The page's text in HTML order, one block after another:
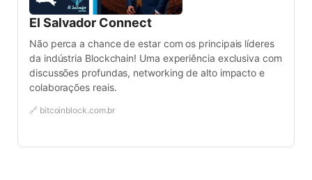
El Salvador Connect
Não perca a chance de estar com os principais líderes
da indústria Blockchain! Uma experiência exclusiva com
discussões profundas, networking de alto impacto e
colaborações reais.
🔗 bitcoinblock.com.br